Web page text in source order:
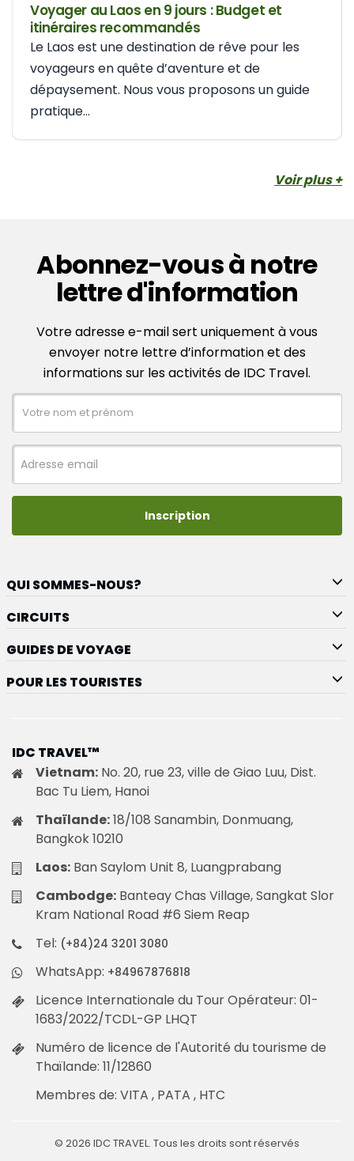
Voyager au Laos en 9 jours : Budget et
itinéraires recommandés
Le Laos est une destination de rêve pour les
voyageurs en quête d’aventure et de
dépaysement. Nous vous proposons un guide
pratique...
Voir plus +
Abonnez-vous à notre
lettre d'information
Votre adresse e-mail sert uniquement à vous
envoyer notre lettre d’information et des
informations sur les activités de IDC Travel.
Inscription
QUI SOMMES-NOUS?
CIRCUITS
GUIDES DE VOYAGE
POUR LES TOURISTES
IDC TRAVEL™
Vietnam: No. 20, rue 23, ville de Giao Luu, Dist.
Bac Tu Liem, Hanoi
Thaïlande:18/108 Sanambin, Donmuang,
Bangkok 10210
Laos: Ban Saylom Unit 8, Luangprabang
Cambodge: Banteay Chas Village, Sangkat Slor
Kram National Road #6 Siem Reap
Tel: (+84)24 3201 3080
WhatsApp: +84967876818
Licence Internationale du Tour Opérateur: 01-
1683/2022/TCDL-GP LHQT
Numéro de licence de l'Autorité du tourisme de
Thaïlande: 11/12860
Membres de: VITA , PATA , HTC
© 2026 IDC TRAVEL. Tous les droits sont réservés